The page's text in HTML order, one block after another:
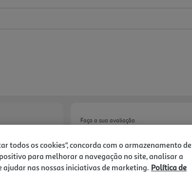
Faça a sua avaliação
todos os cookies", concorda com o armazenamento de
para melhorar a navegação no site, analisar a
ajudar nas nossas iniciativas de marketing. Política de